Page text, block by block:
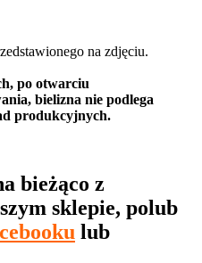
na zdjęciu.
po otwarciu
bielizna nie podlega
produkcyjnych.
bieżąco z
sklepie, polub
lub